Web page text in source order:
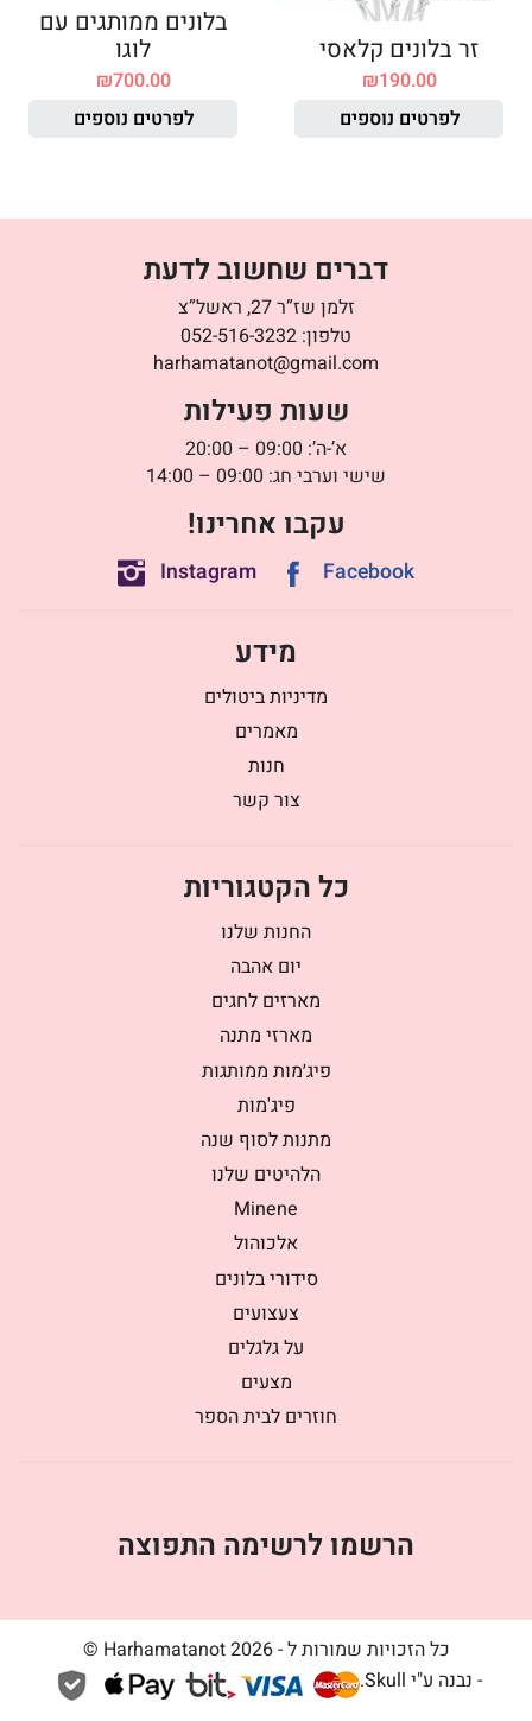
זר בלונים קלאסי
₪190.00
לפרטים נוספים
בלונים ממותגים עם
לוגו
₪700.00
לפרטים נוספים
דברים שחשוב לדעת
זלמן שז”ר 27, ראשל”צ
טלפון: 052-516-3232
harhamatanot@gmail.com
שעות פעילות
א’-ה’: 09:00 – 20:00
שישי וערבי חג: 09:00 – 14:00
עקבו אחרינו!
Facebook
Instagram
מידע
מדיניות ביטולים
מאמרים
חנות
צור קשר
כל הקטגוריות
החנות שלנו
יום אהבה
מארזים לחגים
מארזי מתנה
פיג׳מות ממותגות
פיג'מות
מתנות לסוף שנה
הלהיטים שלנו
Minene
אלכוהול
סידורי בלונים
צעצועים
על גלגלים
מצעים
חוזרים לבית הספר
הרשמו לרשימה התפוצה
כל הזכויות שמורות ל - Harhamatanot 2026 ©
- נבנה ע"י Skull
.